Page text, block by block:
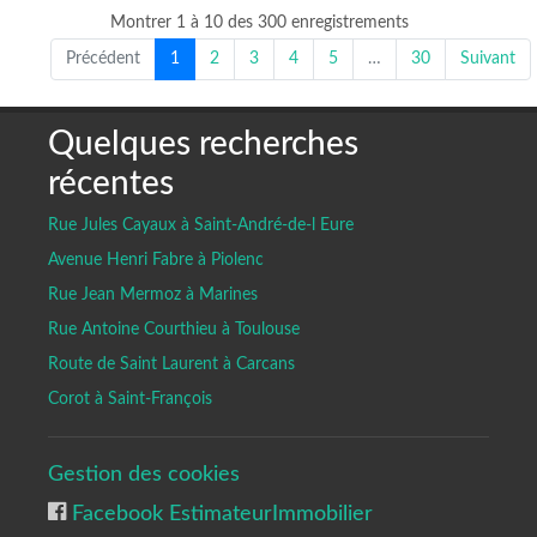
Montrer 1 à 10 des 300 enregistrements
Précédent 1 2 3 4 5 … 30 Suivant
Quelques recherches
récentes
Rue Jules Cayaux à Saint-André-de-l Eure
Avenue Henri Fabre à Piolenc
Rue Jean Mermoz à Marines
Rue Antoine Courthieu à Toulouse
Route de Saint Laurent à Carcans
Corot à Saint-François
Gestion des cookies
Facebook EstimateurImmobilier